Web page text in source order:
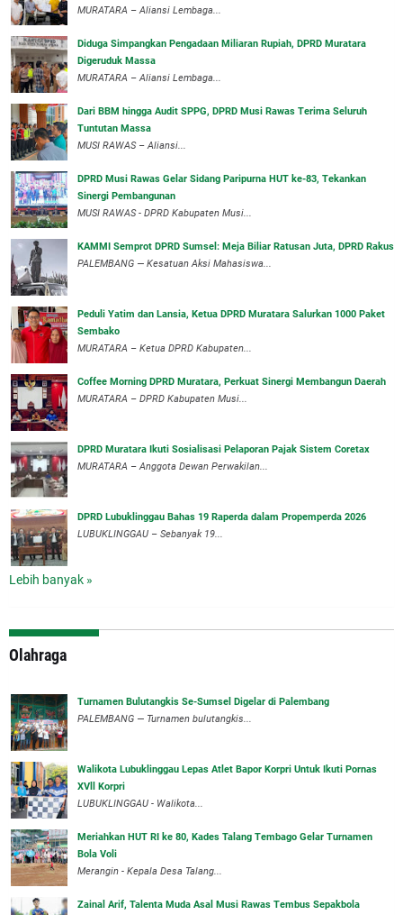
‎MURATARA – Aliansi Lembaga...
Diduga Simpangkan Pengadaan Miliaran Rupiah, DPRD Muratara
Digeruduk Massa
‎MURATARA – Aliansi Lembaga...
Dari BBM hingga Audit SPPG, DPRD Musi Rawas Terima Seluruh
Tuntutan Massa
MUSI RAWAS – Aliansi...
DPRD Musi Rawas Gelar Sidang Paripurna HUT ke-83, Tekankan
Sinergi Pembangunan
MUSI RAWAS - DPRD Kabupaten Musi...
KAMMI Semprot DPRD Sumsel: Meja Biliar Ratusan Juta, DPRD Rakus
PALEMBANG — Kesatuan Aksi Mahasiswa...
Peduli Yatim dan Lansia, Ketua DPRD Muratara Salurkan 1000 Paket
Sembako
MURATARA – Ketua DPRD Kabupaten...
Coffee Morning DPRD Muratara, Perkuat Sinergi Membangun Daerah
MURATARA – DPRD Kabupaten Musi...
DPRD Muratara Ikuti Sosialisasi Pelaporan Pajak Sistem Coretax
MURATARA – Anggota Dewan Perwakilan...
DPRD Lubuklinggau Bahas 19 Raperda dalam Propemperda 2026
LUBUKLINGGAU – Sebanyak 19...
Lebih banyak »
Olahraga
Turnamen Bulutangkis Se-Sumsel Digelar di Palembang
PALEMBANG — Turnamen bulutangkis...
Walikota Lubuklinggau Lepas Atlet Bapor Korpri Untuk Ikuti Pornas
XVll Korpri
LUBUKLINGGAU - Walikota...
Meriahkan HUT RI ke 80, Kades Talang Tembago Gelar Turnamen
Bola Voli
Merangin - Kepala Desa Talang...
Zainal Arif, Talenta Muda Asal Musi Rawas Tembus Sepakbola